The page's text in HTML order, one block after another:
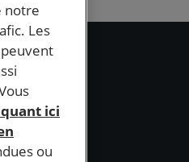
notre
Les
ici
ou